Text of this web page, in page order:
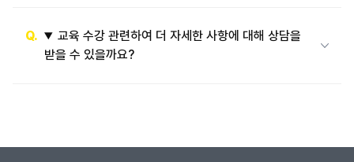
시면 국비지원 혜택을 받아 교육 수강이 가능합니다.
교육 수강 관련하여 더 자세한 사항에 대해 상담을
받을 수 있을까요?
- 방문 : 경기도 시흥시 마유로 418번길 18(정왕동, 정왕